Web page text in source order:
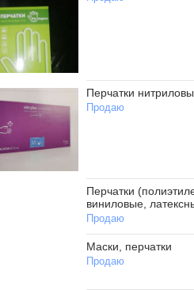
Перчатки
Продаю
Перчатки
виниловые,
Продаю
Маски, перчатки
Продаю